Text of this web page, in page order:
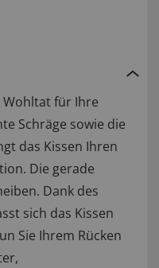
Wohltat für Ihre
Schräge sowie die
das Kissen Ihren
Die gerade
Dank des
sich das Kissen
Sie Ihrem Rücken